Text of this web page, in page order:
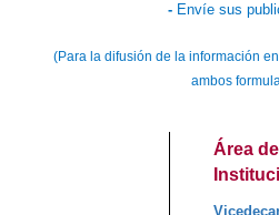
- Envíe sus
(Para la difusión de la información
ambos
Área